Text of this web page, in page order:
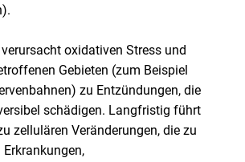
oxidativen Stress und
Gebieten (zum Beispiel
zu Entzündungen, die
schädigen. Langfristig führt
zellulären Veränderungen, die zu